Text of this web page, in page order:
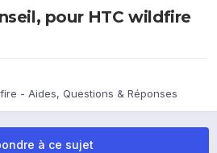
pour HTC wildfire
- Aides, Questions & Réponses
à ce sujet